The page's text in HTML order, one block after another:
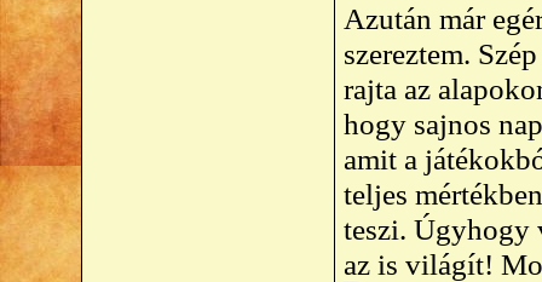
Azután már
szereztem.
rajta az
hogy sajnos
amit a
teljes
teszi. Úgyhogy
az is világít!